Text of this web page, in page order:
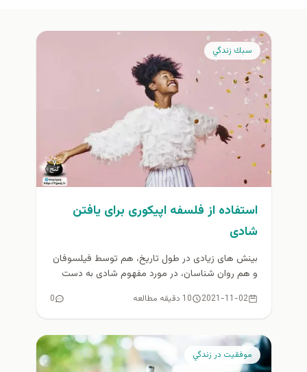
سبك زندگي
استفاده از فلسفه اپیکوری برای یافتن
شادی
بینش‌ های زیادی در طول تاریخ، هم توسط فیلسوفان
و هم روان‌ شناسان، در مورد مفهوم شادی به دست
2021-11-02 10 دقیقه مطالعه 0
موفقيت در زندگي